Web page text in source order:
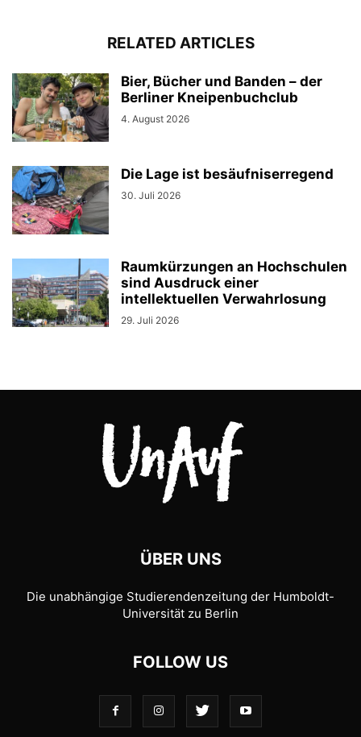
RELATED ARTICLES
Bier, Bücher und Banden – der
Berliner Kneipenbuchclub
4. August 2026
Die Lage ist besäufniserregend
30. Juli 2026
Raumkürzungen an Hochschulen
sind Ausdruck einer
intellektuellen Verwahrlosung
29. Juli 2026
ÜBER UNS
Die unabhängige Studierendenzeitung der Humboldt-
Universität zu Berlin
FOLLOW US